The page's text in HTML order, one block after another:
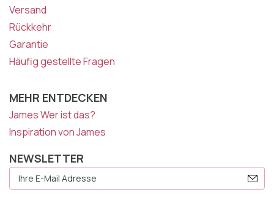
Versand
Rückkehr
Garantie
Häufig gestellte Fragen
MEHR ENTDECKEN
James Wer ist das?
Inspiration von James
NEWSLETTER
Mail